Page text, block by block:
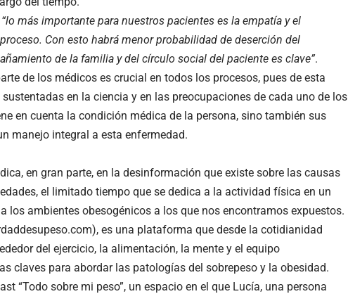
“lo más importante para nuestros pacientes es la empatía y el
Con esto habrá menor probabilidad de deserción del
de la familia y del círculo social del paciente es clave”.
de los médicos es crucial en todos los procesos, pues de esta
en la ciencia y en las preocupaciones de cada uno de los
en cuenta la condición médica de la persona, sino también sus
manejo integral a esta enfermedad.
en gran parte, en la desinformación que existe sobre las causas
el limitado tiempo que se dedica a la actividad física en un
los ambientes obesogénicos a los que nos encontramos expuestos.
es una plataforma que desde la cotidianidad
del ejercicio, la alimentación, la mente y el equipo
claves para abordar las patologías del sobrepeso y la obesidad.
“Todo sobre mi peso”, un espacio en el que Lucía, una persona